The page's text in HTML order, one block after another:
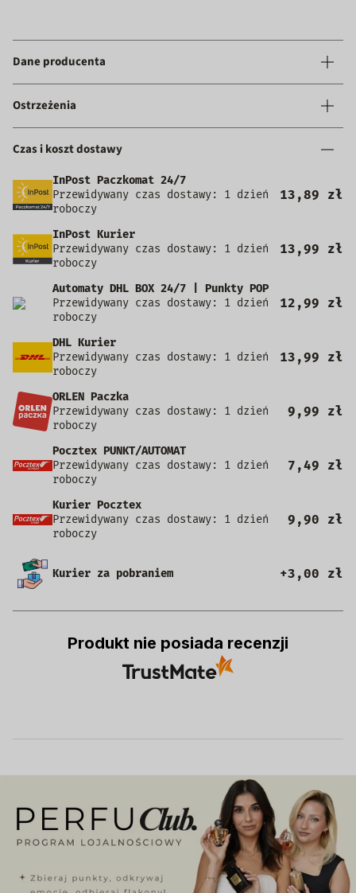
Dane producenta
Ostrzeżenia
Czas i koszt dostawy
InPost Paczkomat 24/7
Przewidywany czas dostawy: 1 dzień
roboczy
13,89 zł
InPost Kurier
Przewidywany czas dostawy: 1 dzień
roboczy
13,99 zł
Automaty DHL BOX 24/7 | Punkty POP
Przewidywany czas dostawy: 1 dzień
roboczy
12,99 zł
DHL Kurier
Przewidywany czas dostawy: 1 dzień
roboczy
13,99 zł
ORLEN Paczka
Przewidywany czas dostawy: 1 dzień
roboczy
9,99 zł
Pocztex PUNKT/AUTOMAT
Przewidywany czas dostawy: 1 dzień
roboczy
7,49 zł
Kurier Pocztex
Przewidywany czas dostawy: 1 dzień
roboczy
9,90 zł
Kurier za pobraniem +3,00 zł
Produkt nie posiada recenzji